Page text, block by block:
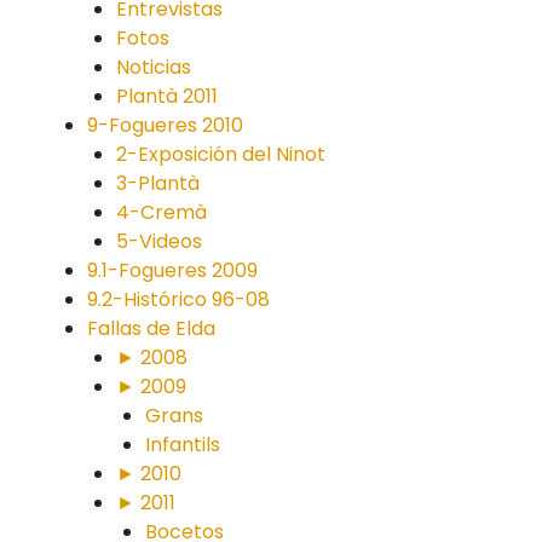
Entrevistas
Fotos
Noticias
Plantà 2011
9-Fogueres 2010
2-Exposición del Ninot
3-Plantà
4-Cremà
5-Videos
9.1-Fogueres 2009
9.2-Histórico 96-08
Fallas de Elda
► 2008
► 2009
Grans
Infantils
► 2010
► 2011
Bocetos